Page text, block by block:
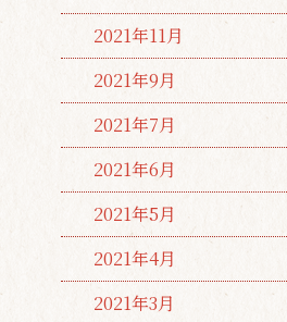
2021年11月
2021年9月
2021年7月
2021年6月
2021年5月
2021年4月
2021年3月